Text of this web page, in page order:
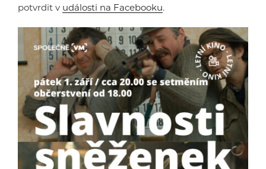
potvrdit v události na Facebooku.